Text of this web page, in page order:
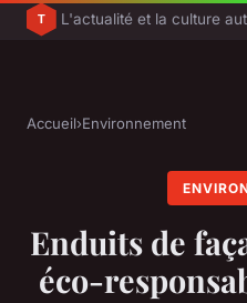
L'actualité et la culture
Accueil›Environnement
Enduits de
éco-